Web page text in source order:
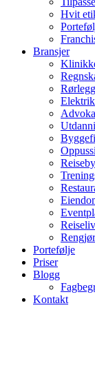
Hvit
Bransjer
Portefølje
Priser
Blogg
Kontakt